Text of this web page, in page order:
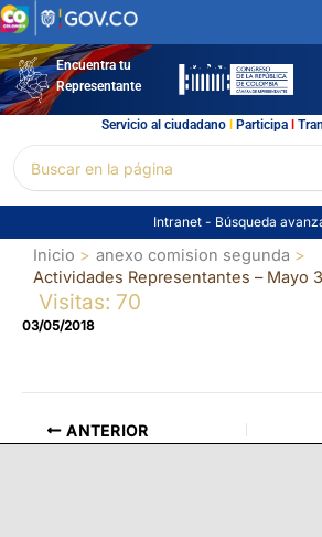
Ir
al
contenidoEncuentra tu
Representante
Servicio al ciudadano l Participal
por:
Intranet - Búsqueda
Inicio
anexo comision segunda
Actividades Representantes – Mayo
Visitas: 70
03/05/2018
ANTERIOR